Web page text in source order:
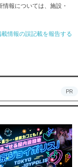
報については、施設・
載情報の誤記載を報告する
PR